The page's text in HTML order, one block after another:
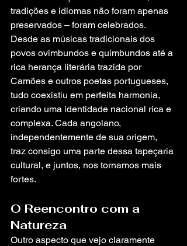
tradições e idiomas não foram apenas
preservados – foram celebrados.
Desde as músicas tradicionais dos
povos ovimbundos e quimbundos até a
rica herança literária trazida por
Camões e outros poetas portugueses,
tudo coexistiu em perfeita harmonia,
criando uma identidade nacional rica e
complexa. Cada angolano,
independentemente de sua origem,
traz consigo uma parte dessa tapeçaria
cultural, e juntos, nos tornamos mais
fortes.
O Reencontro com a
Natureza
Outro aspecto que vejo claramente